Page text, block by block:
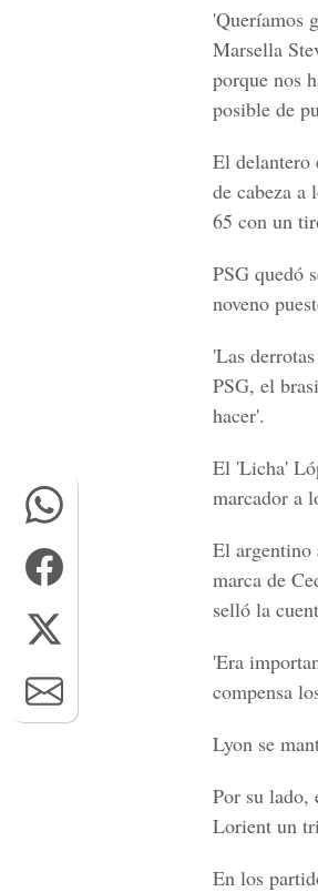
'Queríamos
Marsella
porque nos
posible de
El delantero
de cabeza
65 con un
PSG quedó
noveno
'Las
PSG, el
hacer'.
El 'Licha'
marcador a
El argentino
marca de
selló la
'Era
compensa
Lyon se
Por su
Lorient un
En los